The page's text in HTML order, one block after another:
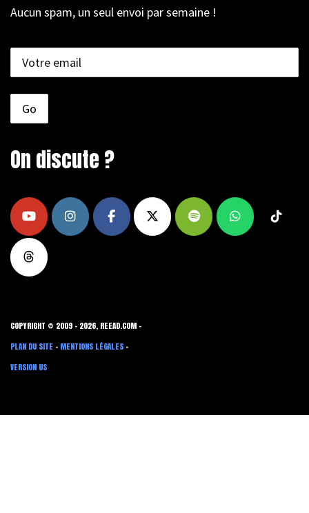
Aucun spam, un seul envoi par semaine !
On discute ?
COPYRIGHT © 2009 - 2026, REEAD.COM -
PLAN DU SITE - MENTIONS LÉGALES -
VERSION US